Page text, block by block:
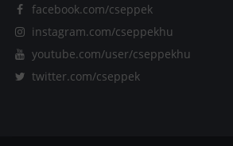
facebook.com/cseppek
instagram.com/cseppekhu
youtube.com/user/cseppekhu
twitter.com/cseppek